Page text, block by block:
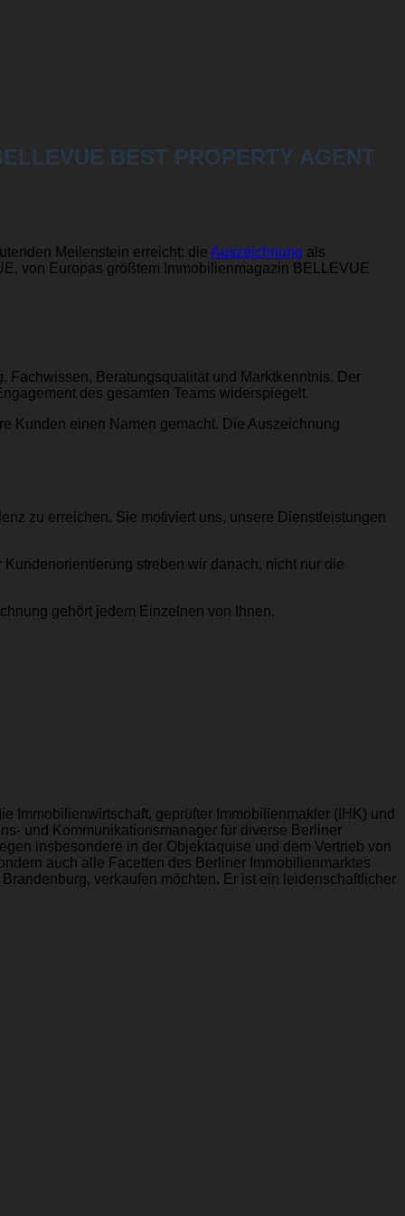
BEST PROPERTY AGENT
Meilenstein erreicht: die Auszeichnung als
von Europas größtem Immobilienmagazin BELLEVUE
Fachwissen, Beratungsqualität und Marktkenntnis. Der
des gesamten Teams widerspiegelt.
Kunden einen Namen gemacht. Die Auszeichnung
zu erreichen. Sie motiviert uns, unsere Dienstleistungen
streben wir danach, nicht nur die
gehört jedem Einzelnen von Ihnen.
Immobilienwirtschaft, geprüfter Immobilienmakler (IHK) und
und Kommunikationsmanager für diverse Berliner
insbesondere in der Objektaquise und dem Vertrieb von
auch alle Facetten des Berliner Immobilienmarktes
verkaufen möchten. Er ist ein leidenschaftlicher